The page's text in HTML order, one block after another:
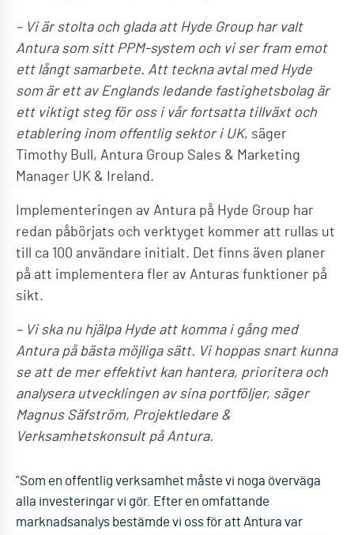
– Vi är stolta och glada att Hyde Group har valt
Antura som sitt PPM-system och vi ser fram emot
ett långt samarbete. Att teckna avtal med Hyde
som är ett av Englands ledande fastighetsbolag är
ett viktigt steg för oss i vår fortsatta tillväxt och
etablering inom offentlig sektor i UK, säger
Timothy Bull, Antura Group Sales & Marketing
Manager UK & Ireland.
Implementeringen av Antura på Hyde Group har
redan påbörjats och verktyget kommer att rullas ut
till ca 100 användare initialt. Det finns även planer
på att implementera fler av Anturas funktioner på
sikt.
– Vi ska nu hjälpa Hyde att komma i gång med
Antura på bästa möjliga sätt. Vi hoppas snart kunna
se att de mer effektivt kan hantera, prioritera och
analysera utvecklingen av sina portföljer, säger
Magnus Säfström, Projektledare &
Verksamhetskonsult på Antura.
”Som en offentlig verksamhet måste vi noga överväga
alla investeringar vi gör. Efter en omfattande
marknadsanalys bestämde vi oss för att Antura var